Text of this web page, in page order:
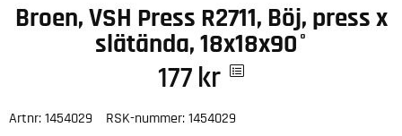
Broen, VSH Press R2711, Böj, press x
slätända, 18x18x90°
177 kr
Artnr: 1454029 RSK-nummer: 1454029